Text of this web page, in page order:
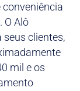
conveniência
O Alô
clientes,
mil e os